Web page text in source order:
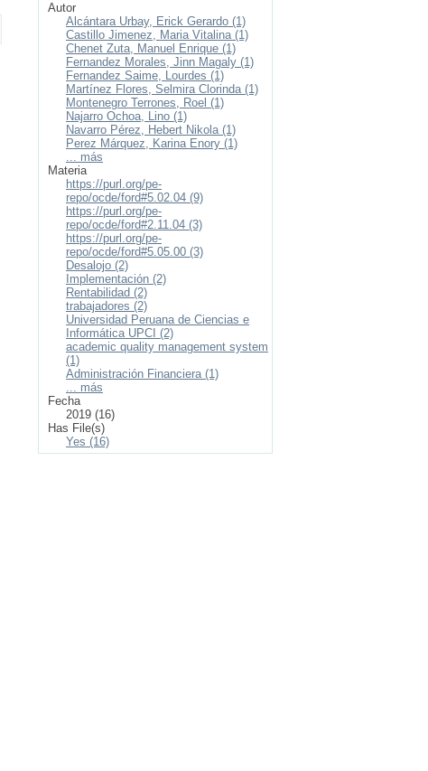
Autor
Alcántara Urbay, Erick Gerardo (1)
Castillo Jimenez, Maria Vitalina (1)
Chenet Zuta, Manuel Enrique (1)
Fernandez Morales, Jinn Magaly (1)
Fernandez Saime, Lourdes (1)
Martínez Flores, Selmira Clorinda (1)
Montenegro Terrones, Roel (1)
Najarro Ochoa, Lino (1)
Navarro Pérez, Hebert Nikola (1)
Perez Márquez, Karina Enory (1)
... más
Materia
https://purl.org/pe-
repo/ocde/ford#5.02.04 (9)
https://purl.org/pe-
repo/ocde/ford#2.11.04 (3)
https://purl.org/pe-
repo/ocde/ford#5.05.00 (3)
Desalojo (2)
Implementación (2)
Rentabilidad (2)
trabajadores (2)
Universidad Peruana de Ciencias e
Informática UPCI (2)
academic quality management system
(1)
Administración Financiera (1)
... más
Fecha
2019 (16)
Has File(s)
Yes (16)